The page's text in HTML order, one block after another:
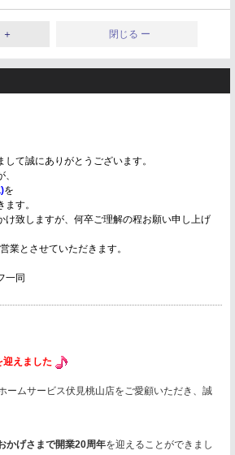
閉じる ー
て誠にありがとうございます。
を
す。
け致しますが、何卒ご理解の程お願い申し上げ
業とさせていただきます。
一同
迎えました
ームサービス伏見桃山店をご愛顧いただき、誠
かげさまで開業20周年を迎えることができまし